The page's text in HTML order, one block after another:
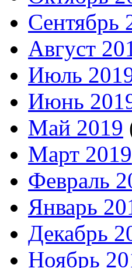
Сентябрь
Август
Июль
Июнь
Май 2019
Март 2019
Февраль
Январь
Декабрь
Ноябрь